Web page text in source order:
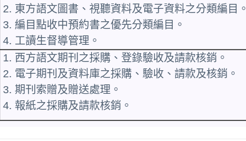
2. 東方語文圖書、視聽資料及電子資料之分類編目。
3. 編目點收中預約書之優先分類編目。
4. 工讀生督導管理。
1. 西方語文期刊之採購、登錄驗收及請款核銷。
2. 電子期刊及資料庫之採購、驗收、請款及核銷。
3. 期刊索贈及贈送處理。
4. 報紙之採購及請款核銷。